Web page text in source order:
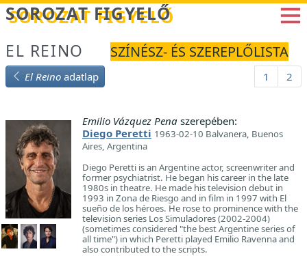
Betöltés...
SOROZAT FIGYELŐ
EL REINO SZÍNÉSZ- ÉS SZEREPLŐLISTA
El Reino adatlap 1 2
Emilio Vázquez Pena szerepében:
Diego Peretti 1963-02-10 Balvanera, Buenos
Aires, Argentina
Diego Peretti is an Argentine actor, screenwriter and
former psychiatrist. He began his career in the late
1980s in theatre. He made his television debut in
1993 in Zona de Riesgo and in film in 1997 with El
sueño de los héroes. He rose to prominence with the
television series Los Simuladores (2002-2004)
(sometimes considered "the best Argentine series of
all time") in which Peretti played Emilio Ravenna and
also contributed to the scripts.